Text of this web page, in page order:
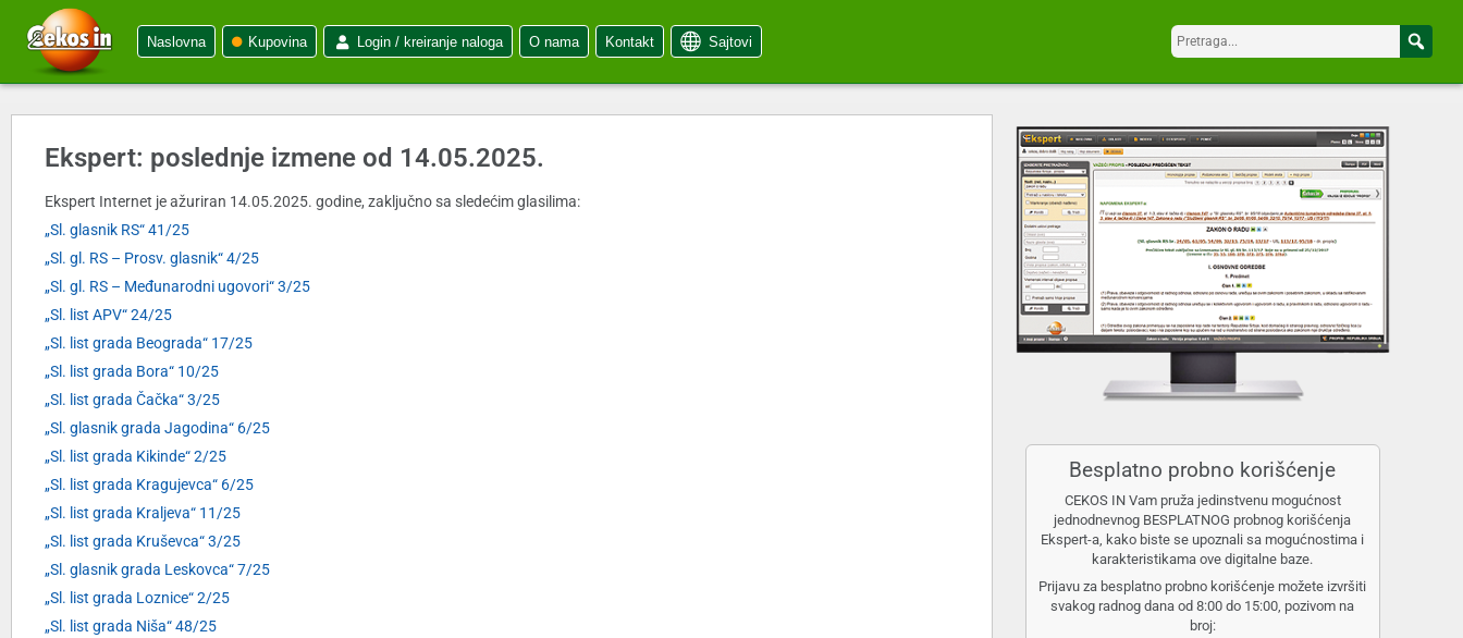
Naslovna Kupovina Login / kreiranje naloga O nama Kontakt Sajtovi
Ekspert: poslednje izmene od 14.05.2025.
Ekspert Internet je ažuriran 14.05.2025. godine, zaključno sa sledećim glasilima:
„Sl. glasnik RS“ 41/25
„Sl. gl. RS – Prosv. glasnik“ 4/25
„Sl. gl. RS – Međunarodni ugovori“ 3/25
„Sl. list APV“ 24/25
„Sl. list grada Beograda“ 17/25
„Sl. list grada Bora“ 10/25
„Sl. list grada Čačka“ 3/25
„Sl. glasnik grada Jagodina“ 6/25
„Sl. list grada Kikinde“ 2/25
„Sl. list grada Kragujevca“ 6/25
„Sl. list grada Kraljeva“ 11/25
„Sl. list grada Kruševca“ 3/25
„Sl. glasnik grada Leskovca“ 7/25
„Sl. list grada Loznice“ 2/25
„Sl. list grada Niša“ 48/25
Besplatno probno korišćenje
CEKOS IN Vam pruža jedinstvenu mogućnost
jednodnevnog BESPLATNOG probnog korišćenja
Ekspert-a, kako biste se upoznali sa mogućnostima i
karakteristikama ove digitalne baze.
Prijavu za besplatno probno korišćenje možete izvršiti
svakog radnog dana od 8:00 do 15:00, pozivom na
broj: